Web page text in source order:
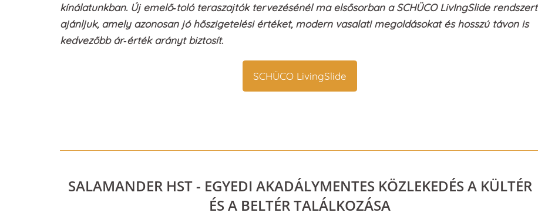
kínálatunkban. Új emelő‑toló teraszajtók tervezésénél ma elsősorban aSCHÜCO LivIngSliderendszert
ajánljuk, amely azonosan jó hőszigetelési értéket, modern vasalati megoldásokat és hosszú távon is
kedvezőbb ár‑érték arányt biztosít.
SCHÜCO LivingSlide
SALAMANDER HST - EGYEDI AKADÁLYMENTES KÖZLEKEDÉS A KÜLTÉR
ÉS A BELTÉR TALÁLKOZÁSA